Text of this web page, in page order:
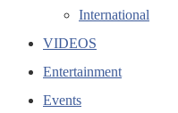
International
VIDEOS
Entertainment
Events